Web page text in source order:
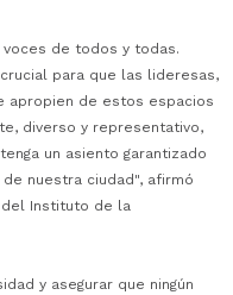
de todos y todas.
para que las lideresas,
apropien de estos espacios
diverso y representativo,
un asiento garantizado
nuestra ciudad", afirmó
del Instituto de la
y asegurar que ningún